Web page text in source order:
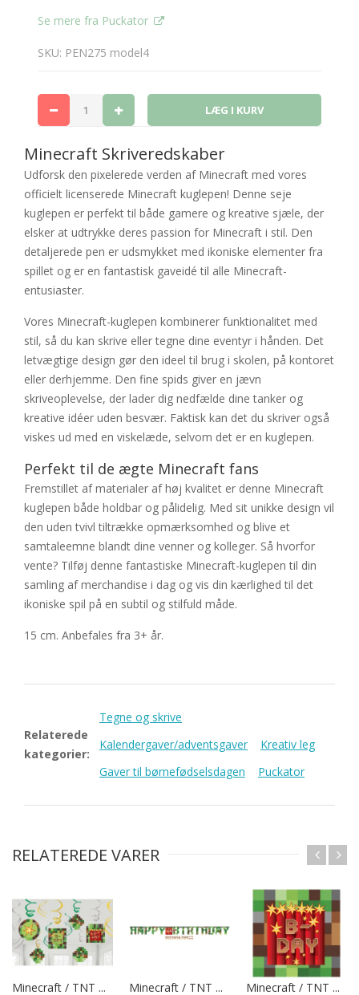
Se mere fra Puckator
SKU: PEN275 model4
Minecraft Skriveredskaber
Udforsk den pixelerede verden af Minecraft med vores
officielt licenserede Minecraft kuglepen! Denne seje
kuglepen er perfekt til både gamere og kreative sjæle, der
elsker at udtrykke deres passion for Minecraft i stil. Den
detaljerede pen er udsmykket med ikoniske elementer fra
spillet og er en fantastisk gaveidé til alle Minecraft-
entusiaster.
Vores Minecraft-kuglepen kombinerer funktionalitet med
stil, så du kan skrive eller tegne dine eventyr i hånden. Det
letvægtige design gør den ideel til brug i skolen, på kontoret
eller derhjemme. Den fine spids giver en jævn
skriveoplevelse, der lader dig nedfælde dine tanker og
kreative idéer uden besvær. Faktisk kan det du skriver også
viskes ud med en viskelæde, selvom det er en kuglepen.
Perfekt til de ægte Minecraft fans
Fremstillet af materialer af høj kvalitet er denne Minecraft
kuglepen både holdbar og pålidelig. Med sit unikke design vil
den uden tvivl tiltrække opmærksomhed og blive et
samtaleemne blandt dine venner og kolleger. Så hvorfor
vente? Tilføj denne fantastiske Minecraft-kuglepen til din
samling af merchandise i dag og vis din kærlighed til det
ikoniske spil på en subtil og stilfuld måde.
15 cm. Anbefales fra 3+ år.
Relaterede
kategorier:
Tegne og skrive
Kalendergaver/adventsgaver
Kreativ leg
Gaver til børnefødselsdagen
Puckator
RELATEREDE VARER
Minecraft / TNT ... Minecraft / TNT ... Minecraft / TNT ...